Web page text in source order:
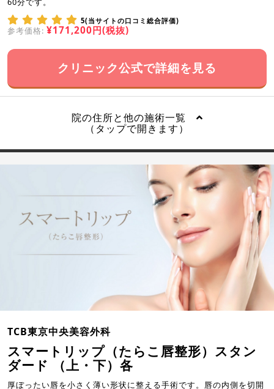
5(当サイトの口コミ総合評価)
参考価格: ¥171,200円(税抜)
クリニック公式で詳細を見る
院の住所と他の施術一覧
（タップで開きます）
TCB東京中央美容外科
スマートリップ（たらこ唇整形）スタン
ダード （上・下）各
厚ぼったい唇を小さく薄い形状に整える手術です。唇の内側を切開